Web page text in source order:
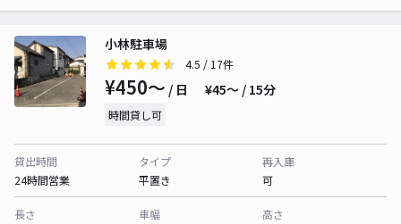
小林駐車場
4.5 / 17件
¥450〜 / 日 ¥45〜 / 15分
時間貸し可
貸出時間
24時間営業
タイプ
平置き
再入庫
可
長さ
車幅
高さ